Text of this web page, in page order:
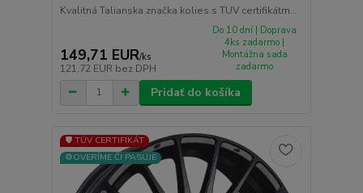
Kvalitná Talianska značka kolies s TUV certifikátm...
149,71 EUR/ks
121,72 EUR bez DPH
Do 10 dní | Doprava
4ks zadarmo |
Montážna sada
zadarmo
Pridať do košíka
🛡️ TÜV CERTIFIKÁT
⚙️OVERÍME ČI PASUJE